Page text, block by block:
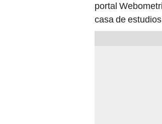
portal
casa de